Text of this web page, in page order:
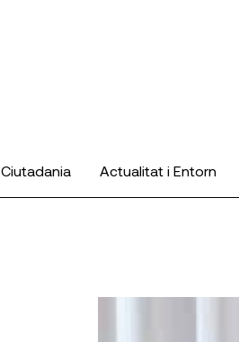
Ciutadania Actualitat i Entorn